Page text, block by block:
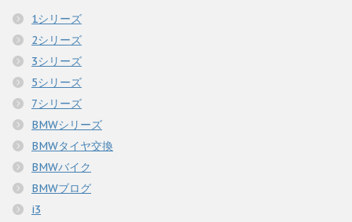
1シリーズ
2シリーズ
3シリーズ
5シリーズ
7シリーズ
BMWシリーズ
BMWタイヤ交換
BMWバイク
BMWブログ
i3